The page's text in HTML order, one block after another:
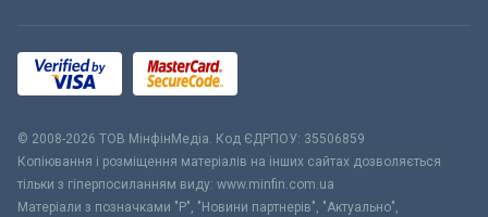
© 2008-2026 ТОВ МiнфiнМедiа. Код ЄДРПОУ: 35506859
Копіювання і розміщення матеріалів на інших сайтах дозволяється
тільки з гіперпосиланням виду: www.minfin.com.ua
Матеріали з позначками "Р", "Новини партнерів", "Актуально",